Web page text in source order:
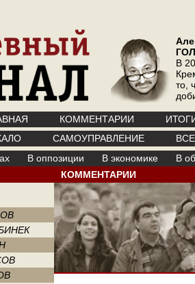
В
то,
КОММЕНТАРИИ
САМОУПРАВЛЕНИЕ
В оппозиции В экономике
В
КОММЕНТАРИИ